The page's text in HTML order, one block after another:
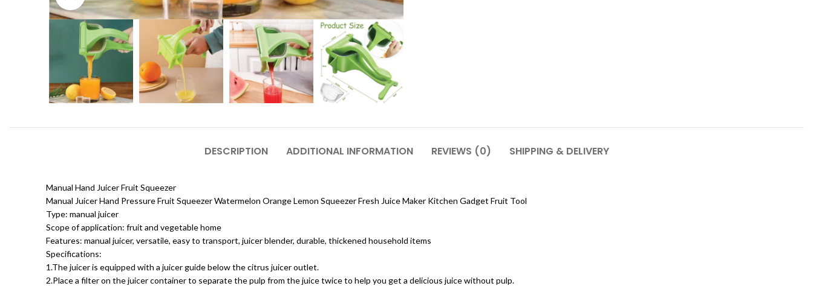
DESCRIPTION ADDITIONAL INFORMATION REVIEWS (0) SHIPPING & DELIVERY
Manual Hand Juicer Fruit Squeezer
Manual Juicer Hand Pressure Fruit Squeezer Watermelon Orange Lemon Squeezer Fresh Juice Maker Kitchen Gadget Fruit Tool
Type: manual juicer
Scope of application: fruit and vegetable home
Features: manual juicer, versatile, easy to transport, juicer blender, durable, thickened household items
Specifications:
1.The juicer is equipped with a juicer guide below the citrus juicer outlet.
2.Place a filter on the juicer container to separate the pulp from the juice twice to help you get a delicious juice without pulp.